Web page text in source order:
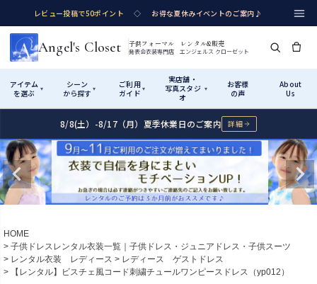
レビュー投稿で50ポイント ◇ お得な夏休みイベントのご案内♪
Angel's Closet 子供フォーマル レンタル&販売
発表会衣装専門店 エンジェルス クローゼット
アイテム
を選ぶ
▾
シーン
から探す ▾
ご利用
ガイド ▾
実店舗・
写真スタジ
オ
▾
お客様
の声
About
Us
Shop by Category アイテムから探す
カテゴリ詳細→ サイズで選ぶ→
Rentalレンタル
Shop by Occasion シーンから探す
性別・サイズで絞り込む→
How It Works ご利用ガイド
Startはじめに
01
02 サイズの選び方
測り方と目安
Visit Us 実店舗・写真スタジオ
8/8(土）-8/17（月）夏季休業日のご案内 詳細
HOME
子供ドレスレンタル衣装一覧｜子供ドレス・ジュニアドレス・子供スーツ
レンタル衣装 レディース
レディース ゲストドレス
【レンタル】ビスチェ風コード刺繍チュールワンピースドレス（yp012）